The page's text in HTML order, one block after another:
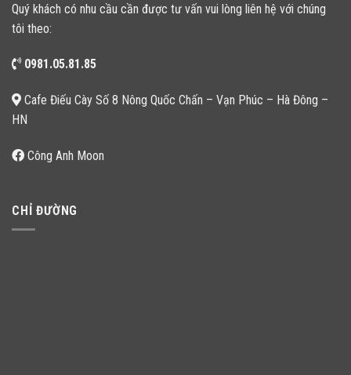
Quý khách có nhu cầu cần được tư vấn vui lòng liên hệ với chúng
tôi theo:
0981.05.81.85
Cafe Điếu Cày Số 8 Nông Quốc Chấn – Vạn Phúc – Hà Đông –
HN
Công Anh Moon
CHỈ ĐƯỜNG